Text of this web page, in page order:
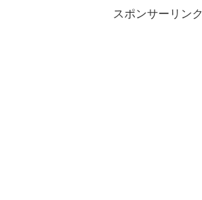
スポンサーリンク